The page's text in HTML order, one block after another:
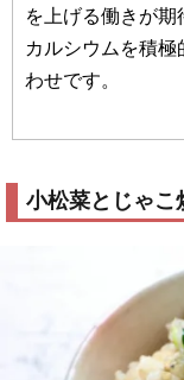
を上げる働きが期
カルシウムを積
わせです。
小松菜とじゃこ